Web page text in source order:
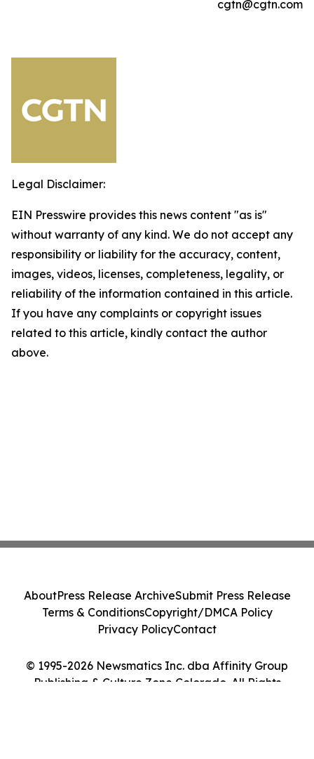
cgtn@cgtn.com
Legal Disclaimer:
EIN Presswire provides this news content "as is"
without warranty of any kind. We do not accept any
responsibility or liability for the accuracy, content,
images, videos, licenses, completeness, legality, or
reliability of the information contained in this article.
If you have any complaints or copyright issues
related to this article, kindly contact the author
above.
© 1995-2026 Newsmatics Inc. dba Affinity Group
Publishing & Culture Zone Colorado. All Rights
AboutPress Release ArchiveSubmit Press Release
Terms & ConditionsCopyright/DMCA Policy
Privacy PolicyContact